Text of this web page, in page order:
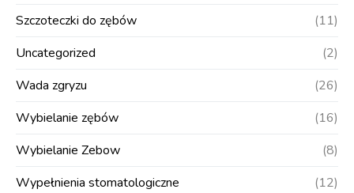
Szczoteczki do zębów
(11)
Uncategorized
(2)
Wada zgryzu
(26)
Wybielanie zębów
(16)
Wybielanie Zebow
(8)
Wypełnienia stomatologiczne
(12)